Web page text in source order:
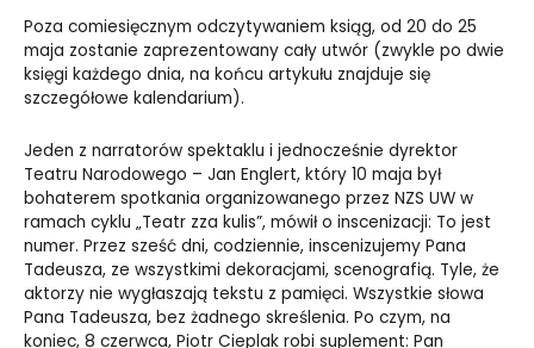
Poza comiesięcznym odczytywaniem ksiąg, od 20 do 25
maja zostanie zaprezentowany cały utwór (zwykle po dwie
księgi każdego dnia, na końcu artykułu znajduje się
szczegółowe kalendarium).
Jeden z narratorów spektaklu i jednocześnie dyrektor
Teatru Narodowego – Jan Englert, który 10 maja był
bohaterem spotkania organizowanego przez NZS UW w
ramach cyklu „Teatr zza kulis”, mówił o inscenizacji: To jest
numer. Przez sześć dni, codziennie, inscenizujemy Pana
Tadeusza, ze wszystkimi dekoracjami, scenografią. Tyle, że
aktorzy nie wygłaszają tekstu z pamięci. Wszystkie słowa
Pana Tadeusza, bez żadnego skreślenia. Po czym, na
koniec, 8 czerwca, Piotr Cieplak robi suplement: Pan